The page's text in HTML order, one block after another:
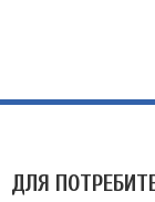
ДЛЯ